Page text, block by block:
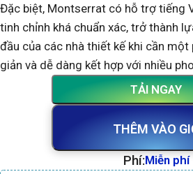
Đặc biệt, Montserrat có hỗ trợ tiếng
tinh chỉnh khá chuẩn xác, trở thành
đầu của các nhà thiết kế khi cần
giản và dễ dàng kết hợp với nhiều
THÊM VÀO
TẢI NGAY
Phí:Miễn phí